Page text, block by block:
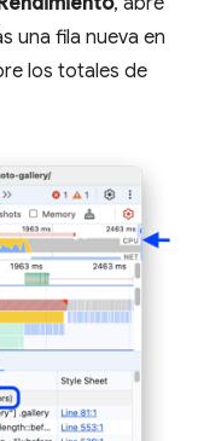
una fila nueva en
los totales de